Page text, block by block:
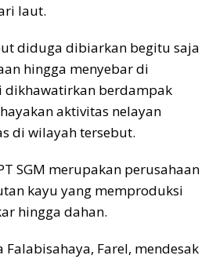
laut.
diduga dibiarkan begitu saja
hingga menyebar di
dikhawatirkan berdampak
aktivitas nelayan
di wilayah tersebut.
SGM merupakan perusahaan
kayu yang memproduksi
hingga dahan.
Falabisahaya, Farel, mendesak